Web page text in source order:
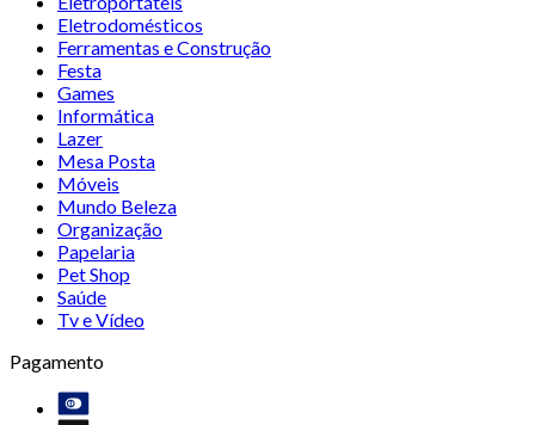
Eletrodomésticos
Ferramentas e Construção
Festa
Games
Informática
Lazer
Mesa Posta
Móveis
Mundo Beleza
Organização
Papelaria
Pet Shop
Saúde
Tv e Vídeo
Pagamento